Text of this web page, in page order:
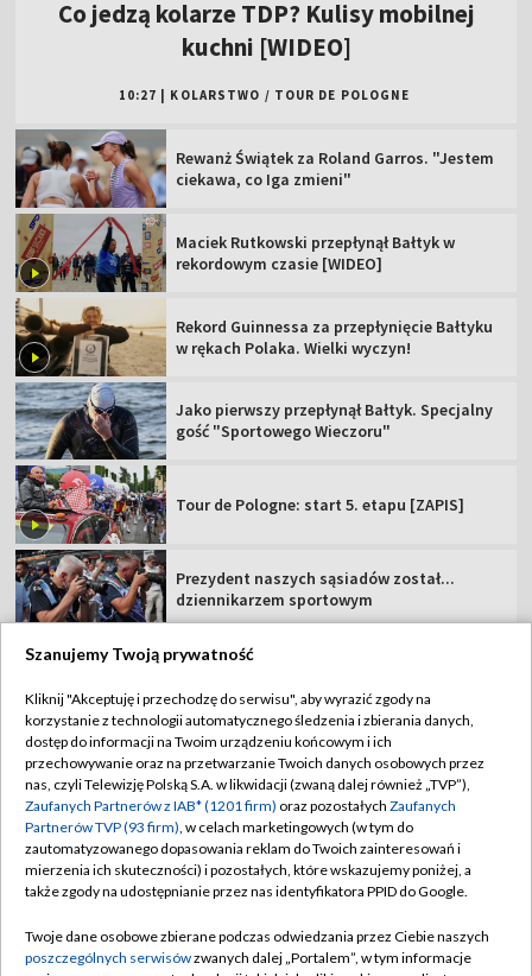
Co jedzą kolarze TDP? Kulisy mobilnej
kuchni [WIDEO]
10:27 KOLARSTWO / TOUR DE POLOGNE
Rewanż Świątek za Roland Garros. "Jestem
ciekawa, co Iga zmieni"
Maciek Rutkowski przepłynął Bałtyk w
rekordowym czasie [WIDEO]
Rekord Guinnessa za przepłynięcie Bałtyku
w rękach Polaka. Wielki wyczyn!
Jako pierwszy przepłynął Bałtyk. Specjalny
gość "Sportowego Wieczoru"
Tour de Pologne: start 5. etapu [ZAPIS]
Prezydent naszych sąsiadów został...
dziennikarzem sportowym
TVP
Abonament TVP
Sklep TVP
Biuro Reklamy
Oferta Handlowa
Emisja w TVP
Regulamin TVP
Polityka prywatności
Moje zgody
Biuro reklamy
Szanujemy Twoją prywatność
Kliknij "Akceptuję i przechodzę do serwisu", aby wyrazić zgody na
korzystanie z technologii automatycznego śledzenia i zbierania danych,
dostęp do informacji na Twoim urządzeniu końcowym i ich
przechowywanie oraz na przetwarzanie Twoich danych osobowych przez
nas, czyli Telewizję Polską S.A. w likwidacji (zwaną dalej również „TVP”),
Zaufanych Partnerów z IAB* (1201 firm) oraz pozostałych Zaufanych
Partnerów TVP (93 firm), w celach marketingowych (w tym do
zautomatyzowanego dopasowania reklam do Twoich zainteresowań i
mierzenia ich skuteczności) i pozostałych, które wskazujemy poniżej, a
także zgody na udostępnianie przez nas identyfikatora PPID do Google.
Twoje dane osobowe zbierane podczas odwiedzania przez Ciebie naszych
poszczególnych serwisówzwanych dalej „Portalem”, w tym informacje